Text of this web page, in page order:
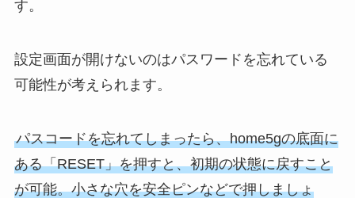
す。
設定画面が開けないのはパスワードを忘れている
可能性が考えられます。
パスコードを忘れてしまったら、home5gの底面に
ある「RESET」を押すと、初期の状態に戻すこと
が可能。小さな穴を安全ピンなどで押しましょ